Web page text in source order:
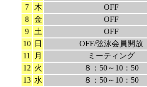
7
木 OFF
8
金 OFF
9
土 OFF
10
日
OFF/弦泳会員開放
11
月 ミーティング
12 火 ８：50～10：50
13 水 ８：50～10：50